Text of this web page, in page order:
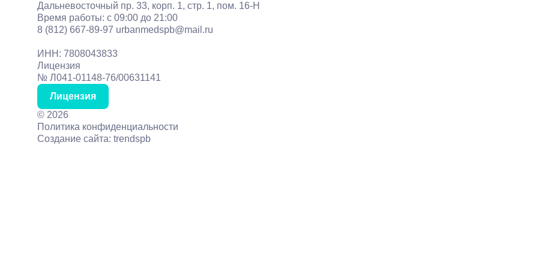
Дальневосточный пр. 33, корп. 1, стр. 1, пом. 16-Н
Время работы: с 09:00 до 21:00
8 (812) 667-89-97 urbanmedspb@mail.ru
ИНН: 7808043833
Лицензия
№ Л041-01148-76/00631141
Лицензия
© 2026
Политика конфиденциальности
Создание сайта: trendspb